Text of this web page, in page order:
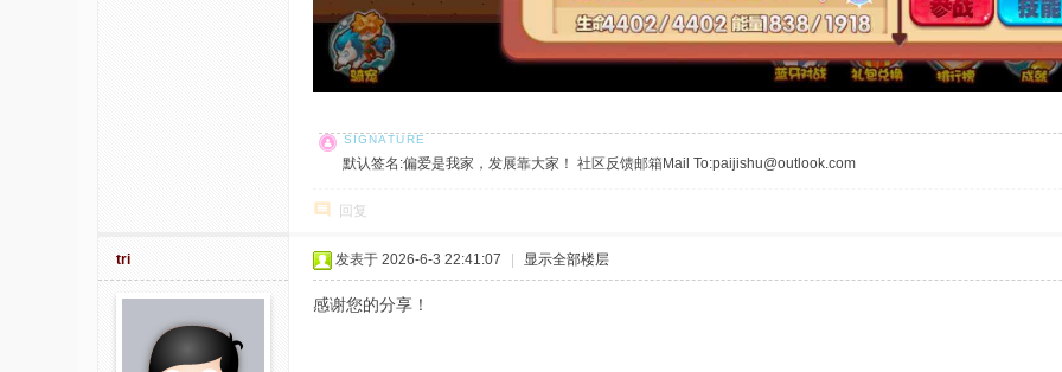
默认签名:偏爱是我家，发展靠大家！ 社区反馈邮箱Mail To:paijishu@outlook.com
回复
tri 发表于 2026-6-3 22:41:07 显示全部楼层
感谢您的分享！